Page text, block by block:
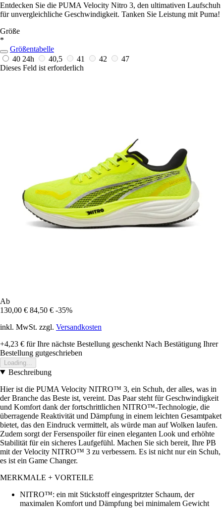
Entdecken Sie die PUMA Velocity Nitro 3, den ultimativen Laufschuh
für unvergleichliche Geschwindigkeit. Tanken Sie Leistung mit Puma!
Größe
*
Größentabelle
40 24h 40,5 41 42
47
Dieses Feld ist erforderlich
Ab
130,00 € 84,50 € -35%
inkl. MwSt. zzgl. Versandkosten
+4,23 € für Ihre nächste Bestellung geschenkt Nach Bestätigung Ihrer
Bestellung gutgeschrieben
Loading...
Beschreibung
Hier ist die PUMA Velocity NITRO™ 3, ein Schuh, der alles, was in
der Branche das Beste ist, vereint. Das Paar steht für Geschwindigkeit
und Komfort dank der fortschrittlichen NITRO™-Technologie, die
überragende Reaktivität und Dämpfung in einem leichten Gesamtpaket
bietet, das den Eindruck vermittelt, als würde man auf Wolken laufen.
Zudem sorgt der Fersenspoiler für einen eleganten Look und erhöhte
Stabilität für ein sicheres Laufgefühl. Machen Sie sich bereit, Ihre PB
mit der Velocity NITRO™ 3 zu verbessern. Es ist nicht nur ein Schuh,
es ist ein Game Changer.
MERKMALE + VORTEILE
NITRO™: ein mit Stickstoff eingespritzter Schaum, der
maximalen Komfort und Dämpfung bei minimalem Gewicht